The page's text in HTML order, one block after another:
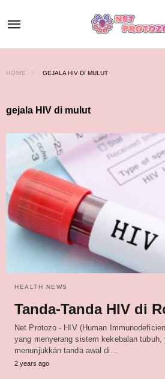
HOME GEJALA HIV DI MULUT
gejala HIV di mulut
HEALTH NEWS
Tanda-Tanda HIV di
Net Protozo - HIV (Human
yang menyerang sistem kekebalan tubuh,
menunjukkan tanda awal di…
2 years ago